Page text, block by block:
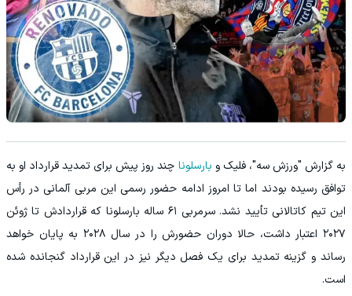
به گزارش "ورزش سه"، فلیک و بارسلونا چند روز پیش برای تمدید قرارداد او به
توافق رسیده بودند اما تا امروز ادامه حضور رسمی این مربی آلمانی در رأس
این تیم کاتالانی تأیید نشد. سرمربی ۶۱ ساله بارسلونا که قراردادش تا ژوئن
۲۰۲۷ اعتبار داشت، حالا دوران حضورش را در سال ۲۰۲۸ به پایان خواهد
رساند و گزینه تمدید برای یک فصل دیگر نیز در این قرارداد گنجانده شده
است.